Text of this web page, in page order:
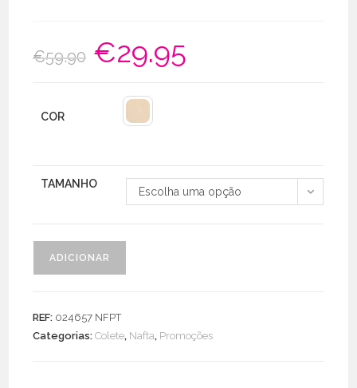
€59.90
O
preço
original
€29.95
COR
TAMANHO
Escolha uma opção
Algodão
ADICIONAR
REF: 024657 NFPT
Categorias:Colete, Nafta, Promoções